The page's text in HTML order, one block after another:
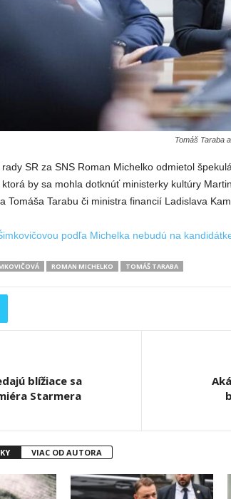
Tomáš Taraba
SR za SNS Roman Michelko odmietol
by sa mohla dotknúť ministerky kultúry
Tomáša Tarabu či ministra financií Ladislava
podľa Michelka nebudú na
ROMAN MICHELKO TOMÁŠ TARABA
blížiace sa
Starmera
VIAC OD AUTORA